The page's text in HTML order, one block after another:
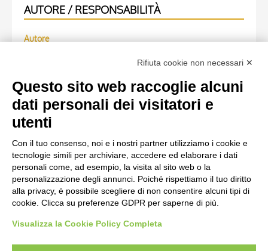
AUTORE / RESPONSABILITÀ
Autore
(M)
Scheda opera
Fisher, Alexander, Cofanetto in argento smaltato (lato)
Rifiuta cookie non necessari ✕
Questo sito web raccoglie alcuni
dati personali dei visitatori e
utenti
Con il tuo consenso, noi e i nostri partner utilizziamo i cookie e
tecnologie simili per archiviare, accedere ed elaborare i dati
personali come, ad esempio, la visita al sito web o la
personalizzazione degli annunci. Poiché rispettiamo il tuo diritto
alla privacy, è possibile scegliere di non consentire alcuni tipi di
cookie. Clicca su preferenze GDPR per saperne di più.
Visualizza la Cookie Policy Completa